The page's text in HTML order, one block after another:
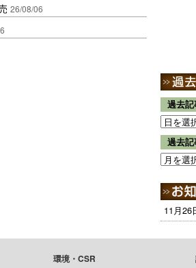
26/08/06
過去記
過去記
11月26
環境・CSR